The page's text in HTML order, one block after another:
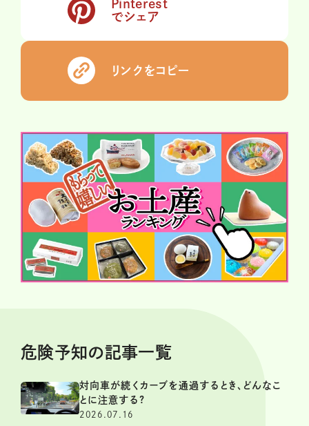
Pinterest
でシェア
リンクをコピー
危険予知の記事一覧
対向車が続くカーブを通過するとき、どんなこ
とに注意する?
2026.07.16